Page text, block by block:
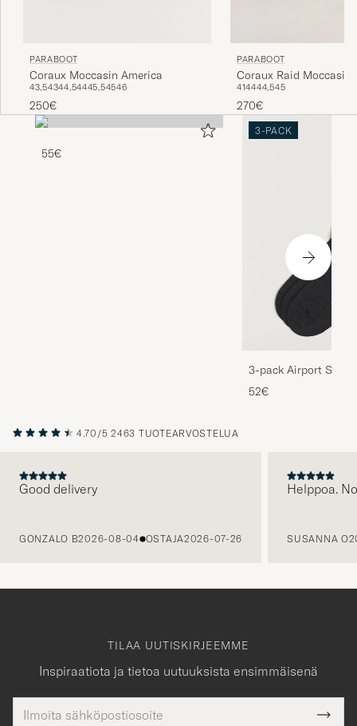
PARABOOT
Coraux Moccasin America
43,54344,54445,54546
250€
PARABOOT
Coraux Raid Moccasin
414444,545
270€
55€
3-PACK
3-pack Airport
Melange
52€
4.70/5 2463 TUOTEARVOSTELUA
Good delivery
GONZALO B2026-08-04 OSTAJA2026-07-26
Helppoa.
SUSANNA O
TILAA UUTISKIRJEEMME
Inspiraatiota ja tietoa uutuuksista ensimmäisenä
Tack